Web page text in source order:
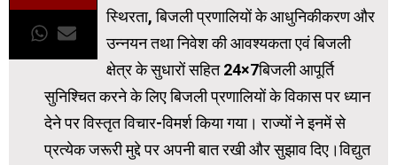
स्थिरता, बिजली प्रणालियों के आधुनिकीकरण और
उन्नयन तथा निवेश की आवश्यकता एवं बिजली
क्षेत्र के सुधारों सहित 24×7बिजली आपूर्ति
सुनिश्चित करने के लिए बिजली प्रणालियों के विकास पर ध्यान
देने पर विस्तृत विचार-विमर्श किया गया। राज्यों ने इनमें से
प्रत्येक जरूरी मुद्दे पर अपनी बात रखी और सुझाव दिए।विद्युत